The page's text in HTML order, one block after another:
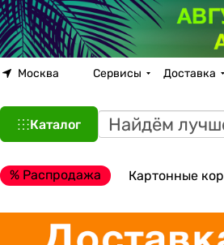
Москва Сервисы Доставка
Каталог
% Распродажа Картонные